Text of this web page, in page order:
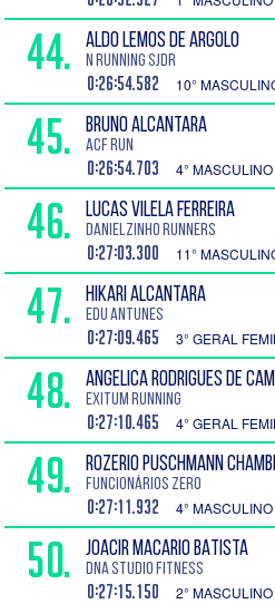
44. ALDO LEMOS DE ARGOLO
N Running SJDR
0:26:54.582 10°
45. BRUNO ALCANTARA
ACF RUN
0:26:54.703 4°
46. LUCAS VILELA FERREIRA
Danielzinho Runners
0:27:03.300 11°
47. HIKARI ALCANTARA
Edu Antunes
0:27:09.465 3° GERAL
48. ANGELICA RODRIGUES DE
Exitum Running
0:27:10.465 4° GERAL
49. ROZERIO PUSCHMANN
FUNCIONÁRIOS ZERO
0:27:11.932 4°
50. JOACIR MACARIO BATISTA
DNA STUDIO FITNESS
0:27:15.150 2°